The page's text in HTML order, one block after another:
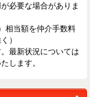
必要な場合がありま
相当額を仲介手数料
）
最新状況については
します。